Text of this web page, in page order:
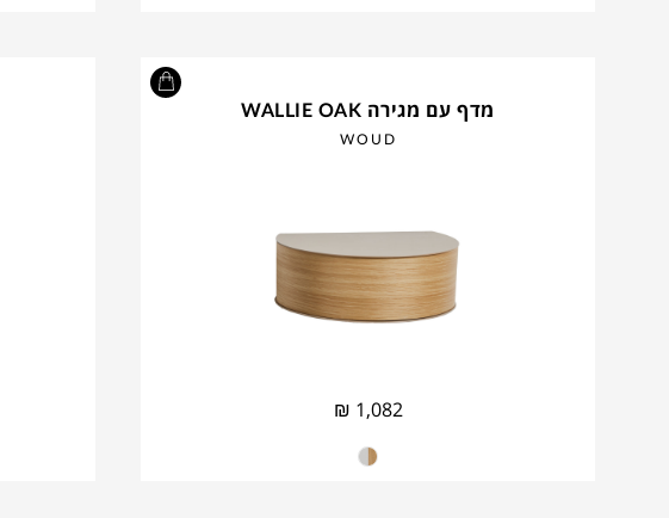
מדף עם מגירה WALLIE OAK
WOUD
₪ 1,082